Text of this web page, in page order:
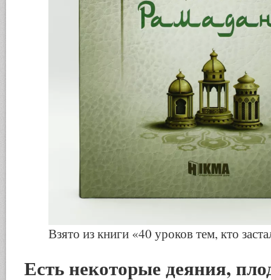
Взято из книги «40 уроков тем, кто
Есть некоторые деяния,